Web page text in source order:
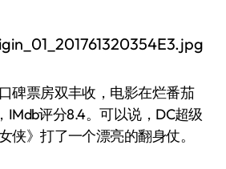
碑票房双丰收，电影在烂番茄
IMdb评分8.4。可以说，DC超级
侠》打了一个漂亮的翻身仗。